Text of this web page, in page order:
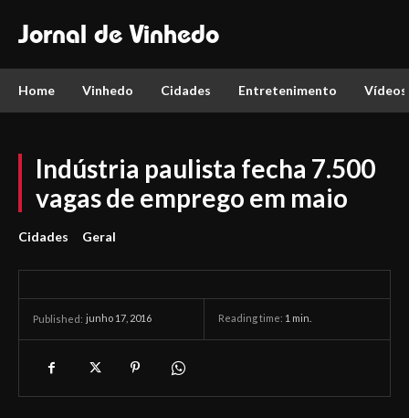
Jornal de Vinhedo
Home Vinhedo Cidades Entretenimento Vídeos
Indústria paulista fecha 7.500
vagas de emprego em maio
Cidades Geral
Published: junho 17, 2016 Reading time: 1 min.